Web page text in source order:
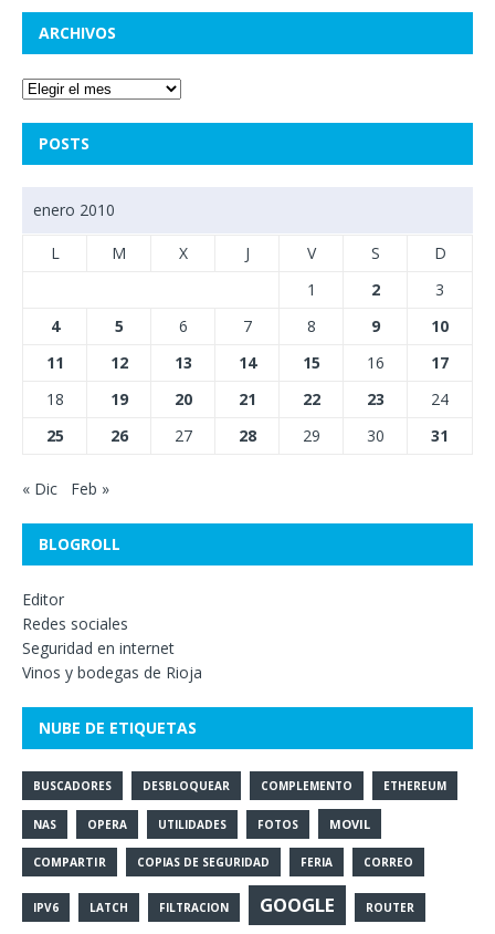
ARCHIVOS
POSTS
enero 2010
L M X J V S
D
1
2
3
4
5 6 7 8 9
10
11
12 13 14 15 16
17
18
19 20 21 22 23
24
25
26 27 28 29 30 31
« Dic Feb »
BLOGROLL
Editor
Redes sociales
Seguridad en internet
Vinos y bodegas de Rioja
NUBE DE ETIQUETAS
BUSCADORES DESBLOQUEAR COMPLEMENTO ETHEREUM
NAS OPERA UTILIDADES FOTOS MOVIL
COMPARTIR COPIAS DE SEGURIDAD FERIA CORREO
IPV6 LATCH FILTRACION GOOGLE ROUTER